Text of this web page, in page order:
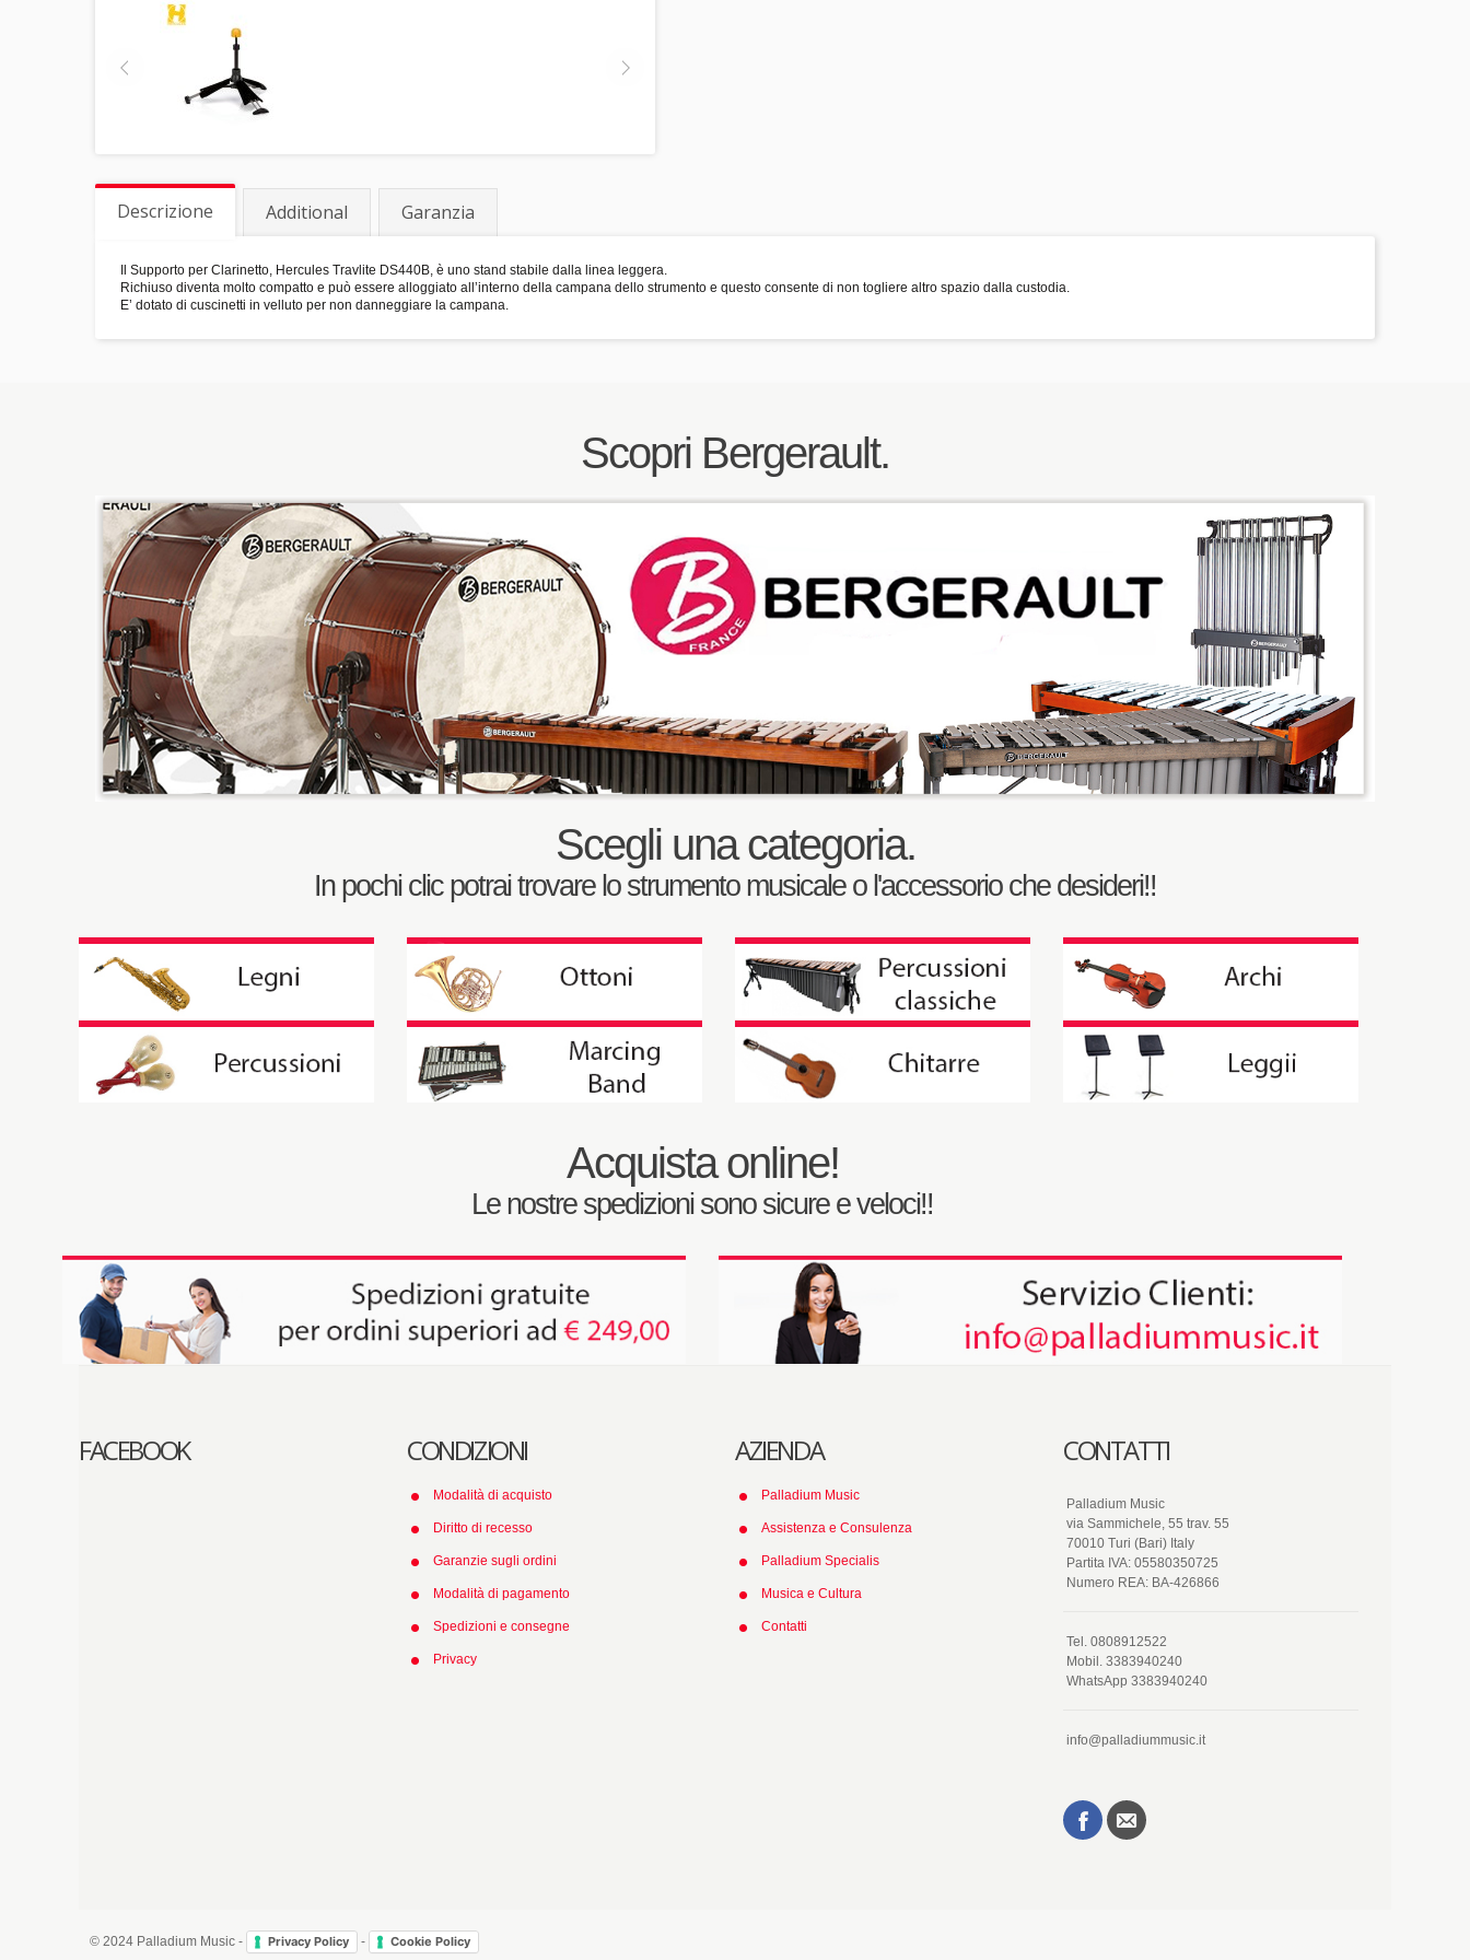
Descrizione Additional Garanzia
Il Supporto per Clarinetto, Hercules Travlite DS440B, è uno stand stabile dalla linea leggera.
Richiuso diventa molto compatto e può essere alloggiato all’interno della campana dello strumento e questo consente di non togliere altro spazio dalla custodia.
E’ dotato di cuscinetti in velluto per non danneggiare la campana.
Scopri Bergerault.
Scegli una categoria.
In pochi clic potrai trovare lo strumento musicale o l'accessorio che desideri!!
Acquista online!
Le nostre spedizioni sono sicure e veloci!!
FACEBOOK CONDIZIONI
Modalità di acquisto
Diritto di recesso
Garanzie sugli ordini
Modalità di pagamento
Spedizioni e consegne
Privacy
AZIENDA
Palladium Music
Assistenza e Consulenza
Palladium Specialis
Musica e Cultura
Contatti
CONTATTI
Palladium Music
via Sammichele, 55 trav. 55
70010 Turi (Bari) Italy
Partita IVA: 05580350725
Numero REA: BA-426866
Tel. 0808912522
Mobil. 3383940240
WhatsApp 3383940240
info@palladiummusic.it
© 2024 Palladium Music - Privacy Policy - Cookie Policy